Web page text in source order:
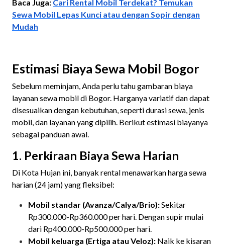
Baca Juga: Cari Rental Mobil Terdekat? Temukan
Sewa Mobil Lepas Kunci atau dengan Sopir dengan
Mudah
Estimasi Biaya Sewa Mobil Bogor
Sebelum meminjam, Anda perlu tahu gambaran biaya
layanan sewa mobil di Bogor. Harganya variatif dan dapat
disesuaikan dengan kebutuhan, seperti durasi sewa, jenis
mobil, dan layanan yang dipilih. Berikut estimasi biayanya
sebagai panduan awal.
1. Perkiraan Biaya Sewa Harian
Di Kota Hujan ini, banyak rental menawarkan harga sewa
harian (24 jam) yang fleksibel:
Mobil standar (Avanza/Calya/Brio):Sekitar
Rp300.000-Rp360.000 per hari. Dengan supir mulai
dari Rp400.000-Rp500.000 per hari.
Mobil keluarga (Ertiga atau Veloz): Naik ke kisaran